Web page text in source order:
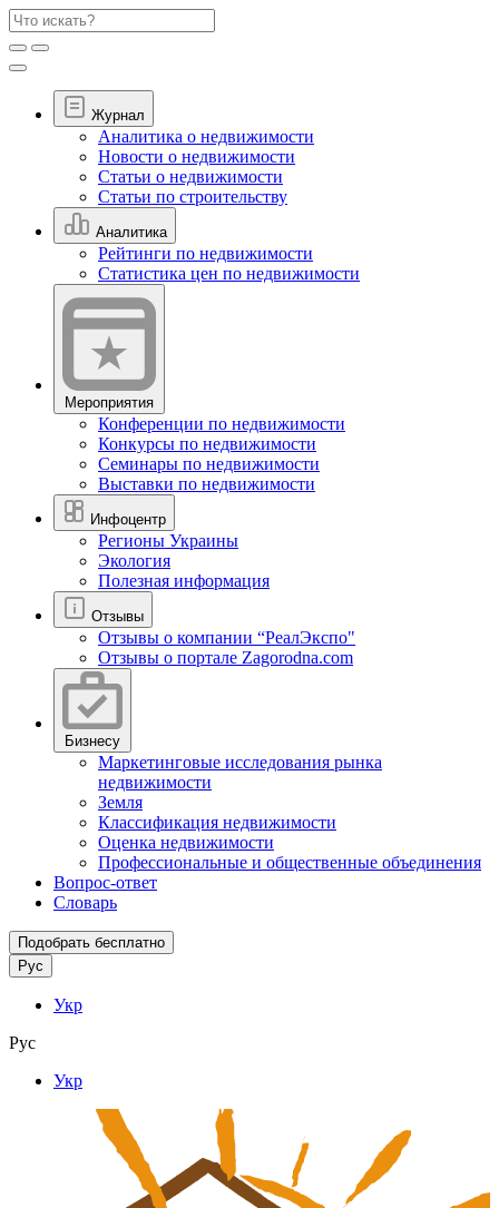
Журнал
Аналитика о недвижимости
Новости о недвижимости
Статьи о недвижимости
Статьи по строительству
Аналитика
Рейтинги по недвижимости
Статистика цен по недвижимости
Мероприятия
Конференции по недвижимости
Конкурсы по недвижимости
Семинары по недвижимости
Выставки по недвижимости
Инфоцентр
Регионы Украины
Экология
Полезная информация
Отзывы
Отзывы о компании “РеалЭкспо"
Отзывы о портале Zagorodna.com
Бизнесу
Маркетинговые исследования рынка
недвижимости
Земля
Классификация недвижимости
Оценка недвижимости
Профессиональные и общественные объединения
Вопрос-ответ
Словарь
Подобрать бесплатно
Рус
Укр
Рус
Укр